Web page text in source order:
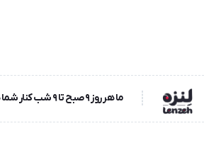
ما هر روز ۹ صبح تا ۹ شب کنار شما هستیم تا در خرید کالا به شما کمک کنیم و خوشحالیم که بتوانیم تجربه خرید شما را راحت و لذت‌بخش کنیم.